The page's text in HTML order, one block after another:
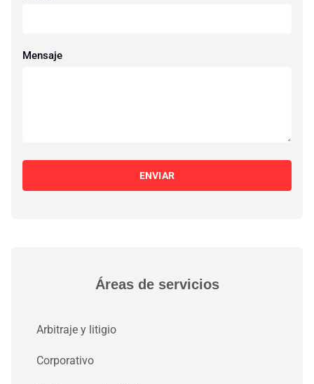
Mensaje
ENVIAR
Áreas de servicios
Arbitraje y litigio
Corporativo